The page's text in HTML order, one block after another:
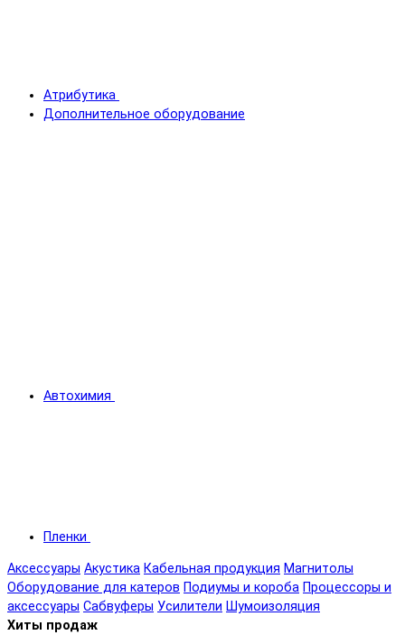
Атрибутика
Дополнительное оборудование
Автохимия
Пленки
Аксессуары Акустика Кабельная продукция Магнитолы
Оборудование для катеров Подиумы и короба Процессоры и
аксессуары Сабвуферы Усилители Шумоизоляция
Хиты продаж